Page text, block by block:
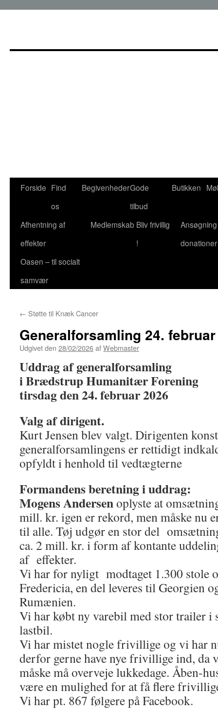
Forside Find
os
BegivenhederGode
tilbud
Butikken
Afhentning af
effekter
Medlemskab Bliv frivillig
!
donationer
Oasen – til socialt
samvær
← Støtte til Knæk Cancer
Generalforsamling 24.
Udgivet den 28/02/2026afWebmaster
Uddrag af generalforsamling
i Brædstrup Humanitær Forening
tirsdag den 24. februar 2026
Valg af dirigent.
Kurt Jensen blev valgt. Dirigenten
generalforsamlingens er rettidigt
opfyldt i henhold til vedtægterne
Formandens beretning i uddrag:
Mogens Andersenoplyste at
mill. kr. igen er rekord, men måske nu
til alle. Tøj udgør en stor del
ca. 2 mill. kr. i form af kontante
af effekter.
Vi har for nyligt modtaget 1.300 stole
Fredericia, en del leveres til Georgien
Rumænien.
Vi har købt ny varebil med stor trailer i
lastbil.
Vi har mistet nogle frivillige og vi har
derfor gerne have nye frivillige ind, da
måske må overveje lukkedage. Åben-
være en mulighed for at få flere
Vi har pt. 867 følgere på Facebook.